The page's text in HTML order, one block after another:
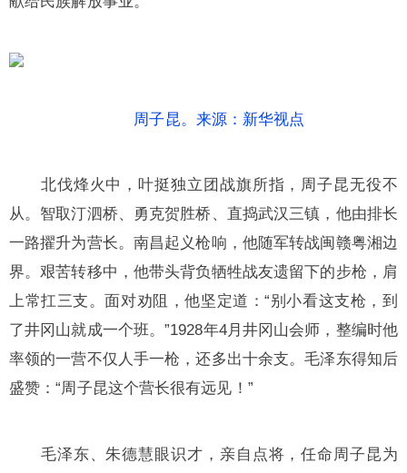
周子昆。来源：新华视点
北伐烽火中，叶挺独立团战旗所指，周子昆无役不
从。智取汀泗桥、勇克贺胜桥、直捣武汉三镇，他由排长
一路擢升为营长。南昌起义枪响，他随军转战闽赣粤湘边
界。艰苦转移中，他带头背负牺牲战友遗留下的步枪，肩
上常扛三支。面对劝阻，他坚定道：“别小看这支枪，到
了井冈山就成一个班。”1928年4月井冈山会师，整编时他
率领的一营不仅人手一枪，还多出十余支。毛泽东得知后
盛赞：“周子昆这个营长很有远见！”
毛泽东、朱德慧眼识才，亲自点将，任命周子昆为